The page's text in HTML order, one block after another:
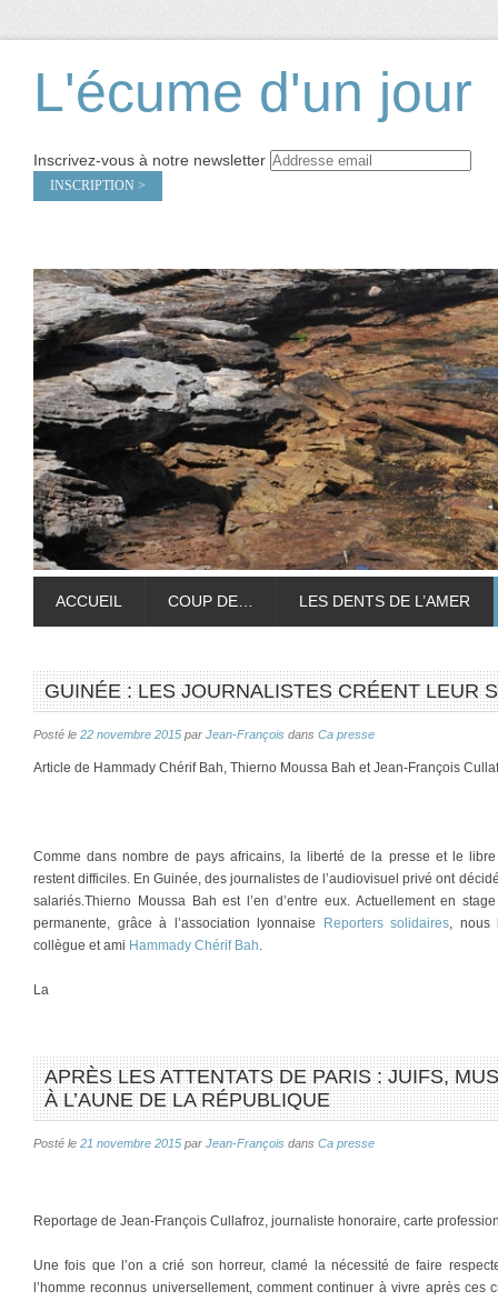
L'écume d'un jour
Inscrivez-vous à notre newsletter
ACCUEIL COUP DE… LES DENTS DE L’AMER
GUINÉE : LES JOURNALISTES CRÉENT LEUR
Posté le 22 novembre 2015 par Jean-François dans Ca presse
Article de Hammady Chérif Bah, Thierno Moussa Bah et Jean-François
Comme dans nombre de pays africains, la liberté de la presse et le
restent difficiles. En Guinée, des journalistes de l’audiovisuel privé ont
salariés.Thierno Moussa Bah est l’en d’entre eux. Actuellement en
permanente, grâce à l’association lyonnaise
Reporters solidaires, nous
collègue et ami Hammady Chérif Bah.
La
APRÈS LES ATTENTATS DE PARIS : JUIFS,
À L’AUNE DE LA RÉPUBLIQUE
Posté le 21 novembre 2015 par Jean-François dans Ca presse
Reportage de Jean-François Cullafroz, journaliste honoraire, carte
Une fois que l’on a crié son horreur, clamé la nécessité de faire
l’homme reconnus universellement, comment continuer à vivre après